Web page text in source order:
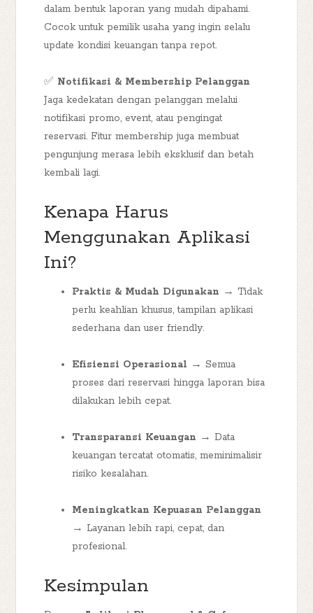
dalam bentuk laporan yang mudah dipahami.
Cocok untuk pemilik usaha yang ingin selalu
update kondisi keuangan tanpa repot.
✅ Notifikasi & Membership Pelanggan
Jaga kedekatan dengan pelanggan melalui
notifikasi promo, event, atau pengingat
reservasi. Fitur membership juga membuat
pengunjung merasa lebih eksklusif dan betah
kembali lagi.
Kenapa Harus
Menggunakan Aplikasi
Ini?
Praktis & Mudah Digunakan → Tidak
perlu keahlian khusus, tampilan aplikasi
sederhana dan user friendly.
Efisiensi Operasional → Semua
proses dari reservasi hingga laporan bisa
dilakukan lebih cepat.
Transparansi Keuangan → Data
keuangan tercatat otomatis, meminimalisir
risiko kesalahan.
Meningkatkan Kepuasan Pelanggan
→ Layanan lebih rapi, cepat, dan
profesional.
Kesimpulan